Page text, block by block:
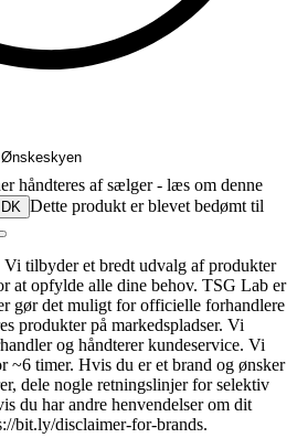
Ønskeskyen
håndteres af sælger - læs om denne
Dette produkt er blevet bedømt til
tilbyder et bredt udvalg af produkter
at opfylde alle dine behov. TSG Lab er
gør det muligt for officielle forhandlere
produkter på markedspladser. Vi
og håndterer kundeservice. Vi
~6 timer. Hvis du er et brand og ønsker
dele nogle retningslinjer for selektiv
du har andre henvendelser om dit
bit.ly/disclaimer-for-brands.